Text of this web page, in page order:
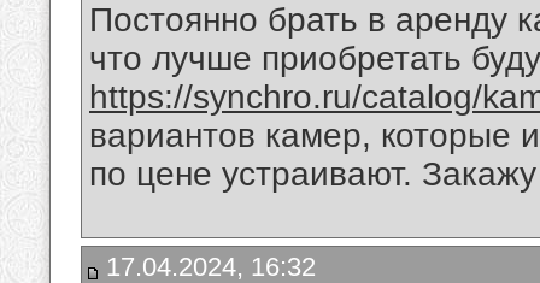
Постоянно брать в аренду
что лучше приобретать
https://synchro.ru/catalog/
вариантов камер, которые
по цене устраивают.
17.04.2024, 16:32